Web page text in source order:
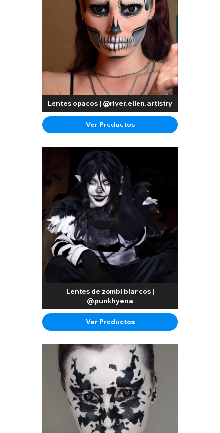
Lentes opacos | @river.ellen.artistry
Ver Productos
Lentes de zombi blancos |
@punkhyena
Ver Productos